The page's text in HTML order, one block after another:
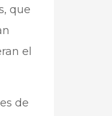
que
el
de